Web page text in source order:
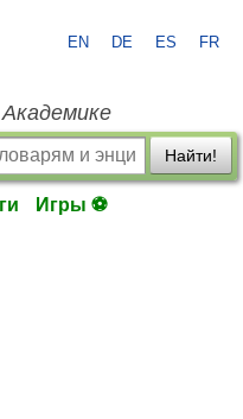
EN DE ES FR
Найти!
Игры ⚽